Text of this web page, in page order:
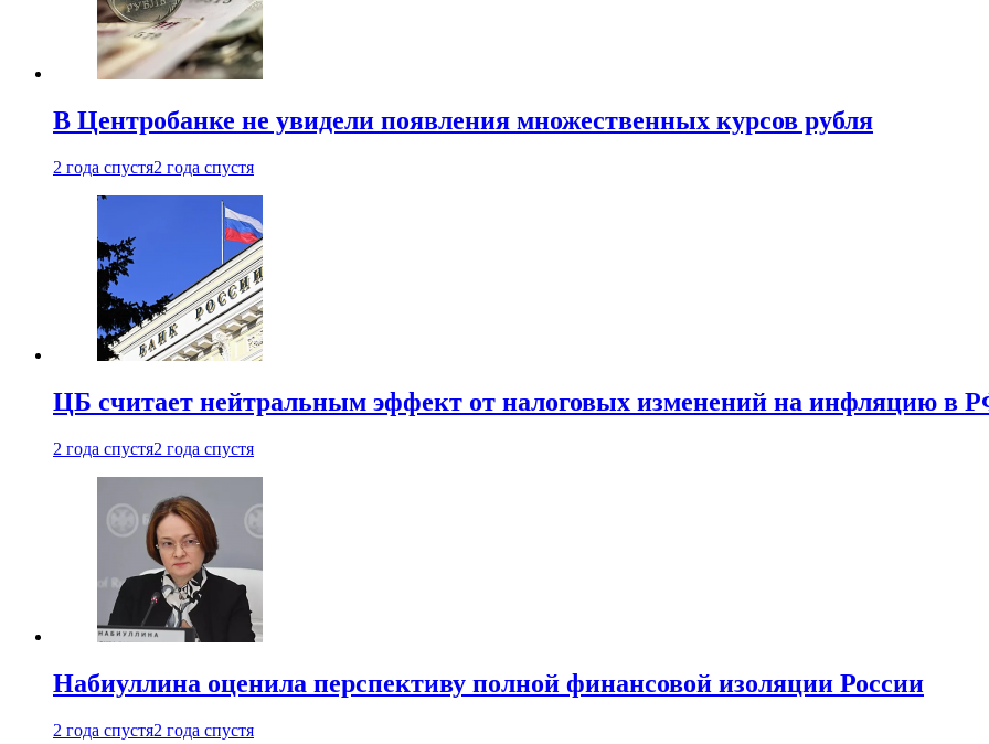
В Центробанке не увидели появления множественных курсов рубля
2 года спустя2 года спустя
ЦБ считает нейтральным эффект от налоговых изменений на инфляцию в
2 года спустя2 года спустя
Набиуллина оценила перспективу полной финансовой изоляции России
2 года спустя2 года спустя